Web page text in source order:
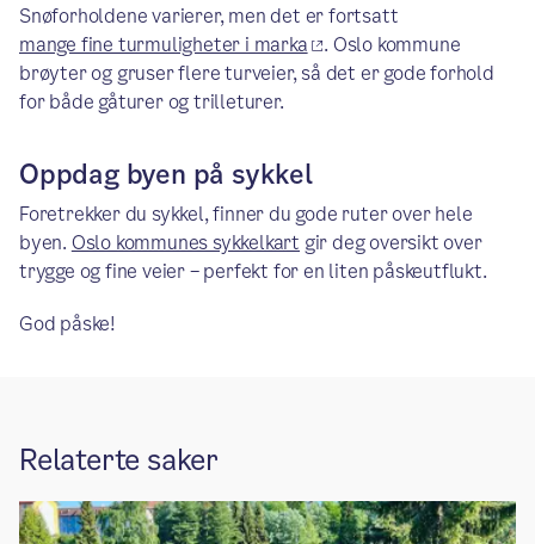
Snøforholdene varierer, men det er fortsatt
mange fine turmuligheter i marka
. Oslo kommune
brøyter og gruser flere turveier, så det er gode forhold
for både gåturer og trilleturer.
Oppdag byen på sykkel
Foretrekker du sykkel, finner du gode ruter over hele
byen. Oslo kommunes sykkelkart gir deg oversikt over
trygge og fine veier – perfekt for en liten påskeutflukt.
God påske!
Relaterte saker